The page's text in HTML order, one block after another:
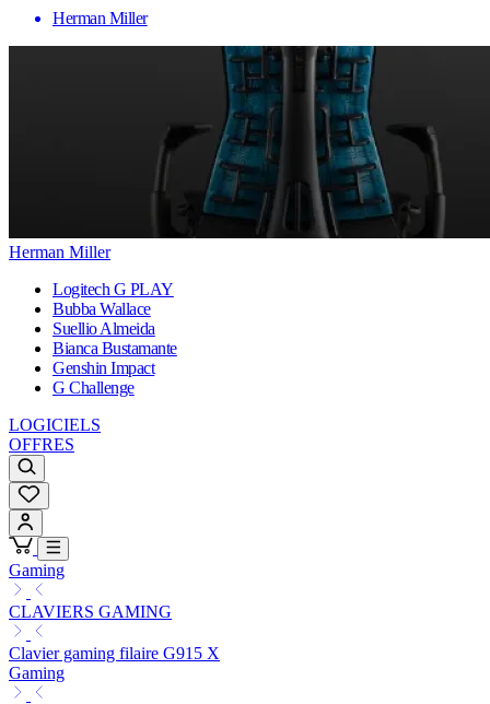
Herman Miller
Herman Miller
Logitech G PLAY
Bubba Wallace
Suellio Almeida
Bianca Bustamante
Genshin Impact
G Challenge
LOGICIELS
OFFRES
Gaming
CLAVIERS GAMING
Clavier gaming filaire G915 X
Gaming